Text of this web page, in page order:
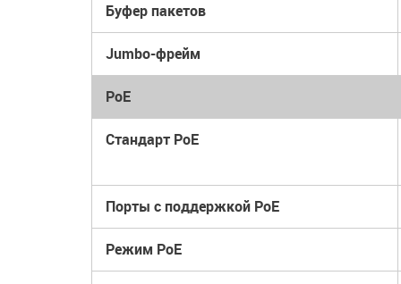
Буфер пакетов
Jumbo-фрейм
PoE
Стандарт PoE
Порты с поддержкой PoE
Режим PoE